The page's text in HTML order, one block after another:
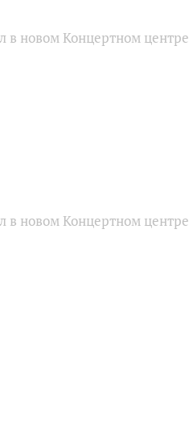
в новом Концертном центре
в новом Концертном центре